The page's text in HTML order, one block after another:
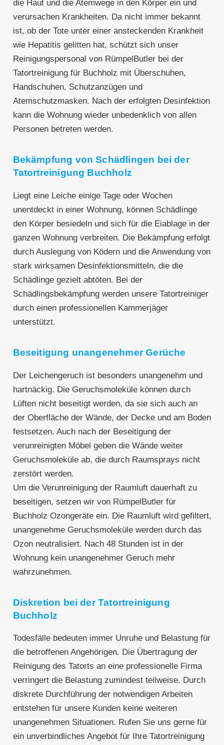
die Haut und die Atemwege in den Körper ein und
verursachen Krankheiten. Da nicht immer bekannt
ist, ob der Tote unter einer ansteckenden Krankheit
wie Hepatitis gelitten hat, schützt sich unser
Reinigungspersonal von RümpelButler bei der
Tatortreinigung für Buchholz mit Überschuhen,
Handschuhen, Schutzanzügen und
Atemschutzmasken. Nach der erfolgten Desinfektion
kann die Wohnung wieder unbedenklich von allen
Personen betreten werden.
Bekämpfung von Schädlingen bei der
Tatortreinigung Buchholz
Liegt eine Leiche einige Tage oder Wochen
unentdeckt in einer Wohnung, können Schädlinge
den Körper besiedeln und sich für die Eiablage in der
ganzen Wohnung verbreiten. Die Bekämpfung erfolgt
durch Auslegung von Ködern und die Anwendung von
stark wirksamen Desinfektionsmitteln, die die
Schädlinge gezielt abtöten. Bei der
Schädlingsbekämpfung werden unsere Tatortreiniger
durch einen professionellen Kammerjäger
unterstützt.
Beseitigung unangenehmer Gerüche
Der Leichengeruch ist besonders unangenehm und
hartnäckig. Die Geruchsmoleküle können durch
Lüften nicht beseitigt werden, da sie sich auch an
der Oberfläche der Wände, der Decke und am Boden
festsetzen. Auch nach der Beseitigung der
verunreinigten Möbel geben die Wände weiter
Geruchsmoleküle ab, die durch Raumsprays nicht
zerstört werden.
Um die Verunreinigung der Raumluft dauerhaft zu
beseitigen, setzen wir von RümpelButler für
Buchholz Ozongeräte ein. Die Raumluft wird gefiltert,
unangenehme Geruchsmoleküle werden durch das
Ozon neutralisiert. Nach 48 Stunden ist in der
Wohnung kein unangenehmer Geruch mehr
wahrzunehmen.
Diskretion bei der Tatortreinigung
Buchholz
Todesfälle bedeuten immer Unruhe und Belastung für
die betroffenen Angehörigen. Die Übertragung der
Reinigung des Tatorts an eine professionelle Firma
verringert die Belastung zumindest teilweise. Durch
diskrete Durchführung der notwendigen Arbeiten
entstehen für unsere Kunden keine weiteren
unangenehmen Situationen. Rufen Sie uns gerne für
ein unverbindliches Angebot für Ihre Tatortreinigung